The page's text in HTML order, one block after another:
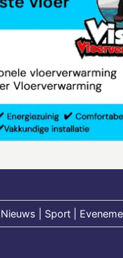
Nieuws | Sport |